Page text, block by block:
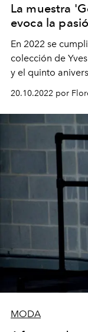
La muestra
evoca la
En 2022 se
colección de
y el quinto
exposición
explora la
daba a la
20.10.2022 por
MODA